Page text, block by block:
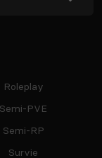
Roleplay
Semi-PVE
Semi-RP
Survie